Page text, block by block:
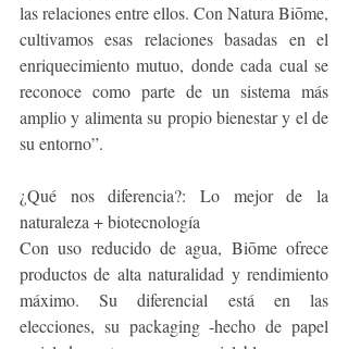
las relaciones entre ellos. Con Natura Biōme,
cultivamos esas relaciones basadas en el
enriquecimiento mutuo, donde cada cual se
reconoce como parte de un sistema más
amplio y alimenta su propio bienestar y el de
su entorno”.
¿Qué nos diferencia?: Lo mejor de la
naturaleza + biotecnología
Con uso reducido de agua, Biōme ofrece
productos de alta naturalidad y rendimiento
máximo. Su diferencial está en las
elecciones, su packaging -hecho de papel